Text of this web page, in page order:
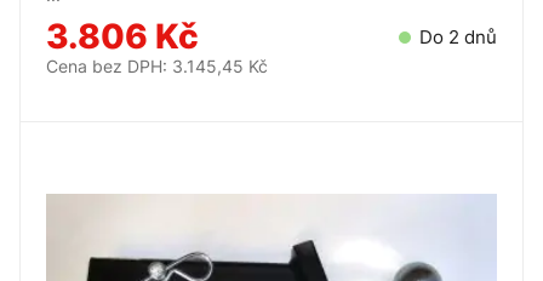
3.806 Kč Do 2 dnů
Cena bez DPH: 3.145,45 Kč